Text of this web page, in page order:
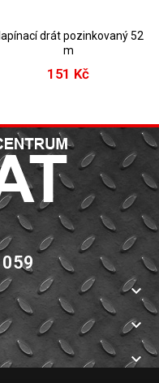
drát pozinkovaný 52
m
151 Kč
keyboard_arrow_down
keyboard_arrow_down
keyboard_arrow_down